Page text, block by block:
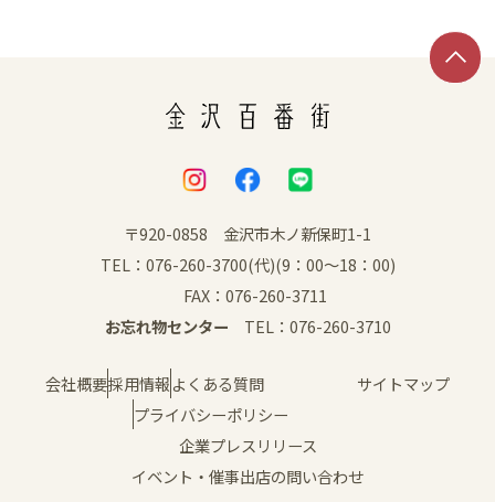
アクセス・パーキング
施設からのお知らせ
〒920-0858 金沢市木ノ新保町1-1
TEL：076-260-3700(代)(9：00～18：00)
FAX：076-260-3711
お忘れ物センター TEL：076-260-3710
会社概要採用情報よくある質問
サイトマップ
プライバシーポリシー
企業プレスリリース
イベント・催事出店の問い合わせ